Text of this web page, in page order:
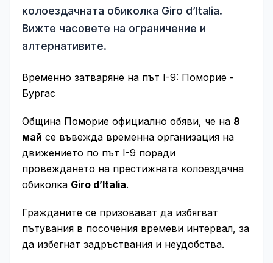
колоездачната обиколка Giro d’Italia.
Вижте часовете на ограничение и
алтернативите.
Временно затваряне на път I-9: Поморие -
Бургас
Община Поморие официално обяви, че на 8
май се въвежда временна организация на
движението по път I-9 поради
провеждането на престижната колоездачна
обиколка Giro d’Italia.
Гражданите се призовават да избягват
пътувания в посочения времеви интервал, за
да избегнат задръствания и неудобства.